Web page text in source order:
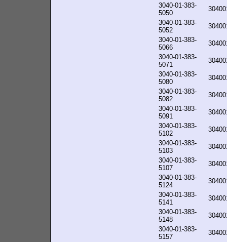
3040-01-383-
5050
3040-01-383-
5052
3040-01-383-
5066
3040-01-383-
5071
3040-01-383-
5080
3040-01-383-
5082
3040-01-383-
5091
3040-01-383-
5102
3040-01-383-
5103
3040-01-383-
5107
3040-01-383-
5124
3040-01-383-
5141
3040-01-383-
5148
3040-01-383-
5157